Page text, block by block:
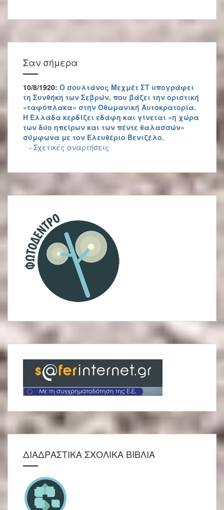
Σαν σήμερα
10/8/1920: Ο σουλτάνος Μεχμέτ ΣΤ υπογράφει
τη Συνθήκη των Σεβρών, που βάζει την οριστική
«ταφόπλακα» στην Οθωμανική Αυτοκρατορία.
Η Ελλάδα κερδίζει εδάφη και γίνεται «η χώρα
των δύο ηπείρων και των πέντε θαλασσών»
σύμφωνα με τον Ελευθέριο Βενιζέλο.
- Σχετικές αναρτήσεις
ΔΙΑΔΡΑΣΤΙΚΑ ΣΧΟΛΙΚΑ ΒΙΒΛΙΑ